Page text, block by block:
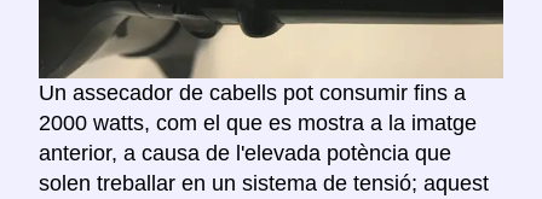
Un assecador de cabells pot consumir fins a
2000 watts, com el que es mostra a la imatge
anterior, a causa de l'elevada potència que
solen treballar en un sistema de tensió; aquest